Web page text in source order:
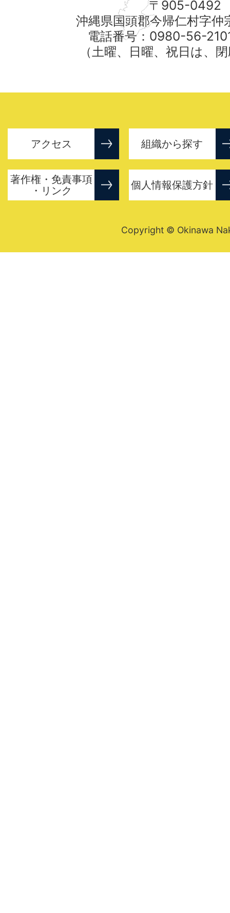
〒905-0492
沖縄県国頭郡今帰仁村字仲
電話番号：0980-56-
（土曜、日曜、祝日は、
アクセス 組織から探す
著作権・免責事項
・リンク
個人情報保護方針
Copyright © Okinawa